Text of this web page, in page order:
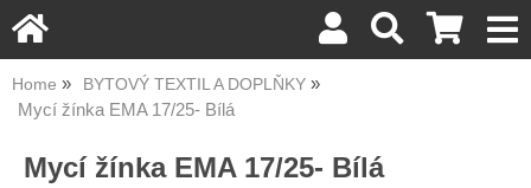
Home BYTOVÝ TEXTIL A DOPLŇKY
Mycí žínka EMA 17/25- Bílá
Mycí žínka EMA 17/25- Bílá